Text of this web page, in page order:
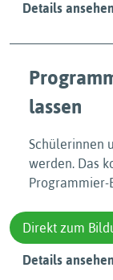
Details ansehen
lassen
Schülerinnen
werden. Das
Programmier-
Direkt zum
Details ansehen